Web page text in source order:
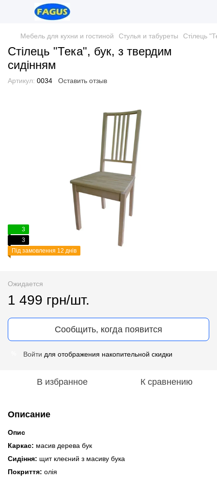
Мебель для кухни и гостиной Стулья и табуреты Стілець
Стілець "Тека", бук, з твердим
сидінням
Артикул: 0034 Оставить отзыв
3
3
Під замовлення 12 днів
Ожидается
1 499 грн/шт.
Сообщить, когда появится
Войти для отображения накопительной скидки
В избранное К сравнению
Описание
Опис
Каркас: масив дерева бук
Сидіння: щит клеєний з масиву бука
Покриття: олія